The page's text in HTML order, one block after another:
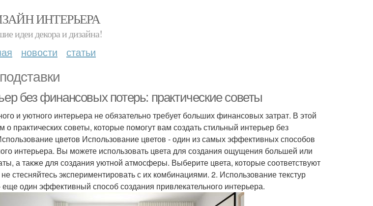
ИНТЕРЬЕРА
идеи декора и дизайна!
новости статьи
без финансовых потерь: практические советы
и уютного интерьера не обязательно требует больших финансовых затрат. В этой
практических советы, которые помогут вам создать стильный интерьер без
цветов Использование цветов - один из самых эффективных способов
интерьера. Вы можете использовать цвета для создания ощущения большей или
а также для создания уютной атмосферы. Выберите цвета, которые соответствуют
стесняйтесь экспериментировать с их комбинациями. 2. Использование текстур
еще один эффективный способ создания привлекательного интерьера.